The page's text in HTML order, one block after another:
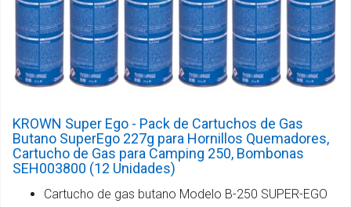
KROWN Super Ego - Pack de Cartuchos de Gas
Butano SuperEgo 227g para Hornillos Quemadores,
Cartucho de Gas para Camping 250, Bombonas
SEH003800 (12 Unidades)
Cartucho de gas butano Modelo B-250 SUPER-EGO